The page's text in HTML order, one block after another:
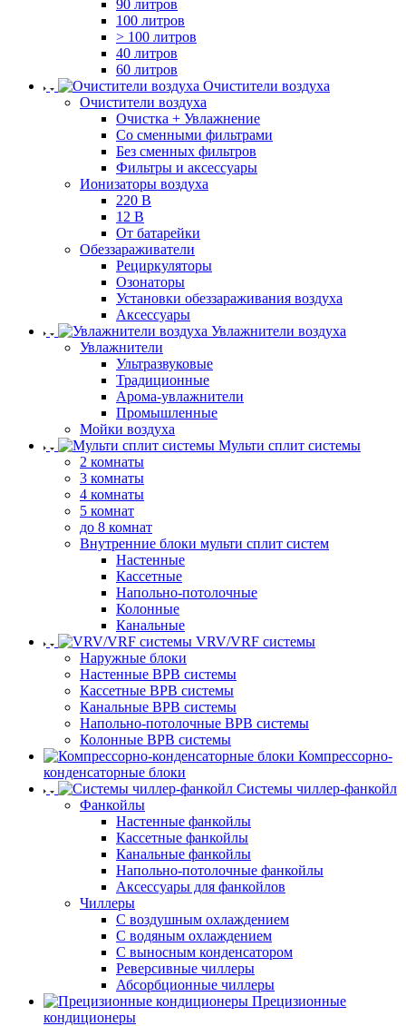
90 литров
100 литров
> 100 литров
40 литров
60 литров
Очистители воздуха
Очистители воздуха
Очистка + Увлажнение
Cо сменными фильтрами
Без сменных фильтров
Фильтры и аксессуары
Ионизаторы воздуха
220 В
12 В
От батарейки
Обеззараживатели
Рециркуляторы
Озонаторы
Установки обеззараживания воздуха
Аксессуары
Увлажнители воздуха
Увлажнители
Ультразвуковые
Традиционные
Арома-увлажнители
Промышленные
Мойки воздуха
Мульти сплит системы
2 комнаты
3 комнаты
4 комнаты
5 комнат
до 8 комнат
Внутренние блоки мульти сплит систем
Настенные
Кассетные
Напольно-потолочные
Колонные
Канальные
VRV/VRF системы
Наружные блоки
Настенные ВРВ системы
Кассетные ВРВ системы
Канальные ВРВ системы
Напольно-потолочные ВРВ системы
Колонные ВРВ системы
Компрессорно-
конденсаторные блоки
Системы чиллер-фанкойл
Фанкойлы
Настенные фанкойлы
Кассетные фанкойлы
Канальные фанкойлы
Напольно-потолочные фанкойлы
Аксессуары для фанкойлов
Чиллеры
С воздушным охлаждением
С водяным охлаждением
С выносным конденсатором
Реверсивные чиллеры
Абсорбционные чиллеры
Прецизионные
кондиционеры